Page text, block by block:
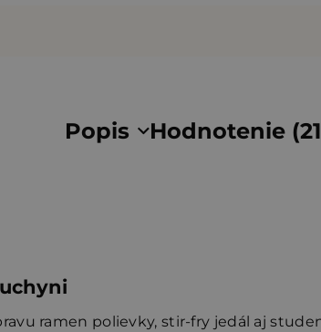
Popis Hodnotenie
ramen polievky, stir-fry jedál aj